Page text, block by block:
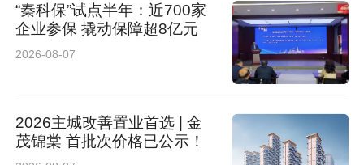
“秦科保”试点半年：近700家
企业参保 撬动保障超8亿元
2026-08-07
2026主城改善置业首选 | 金
茂锦棠 首批次价格已公示！